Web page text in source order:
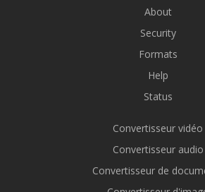
About
Security
Formats
Help
Status
Convertisseur vidéo
Convertisseur audio
Convertisseur de